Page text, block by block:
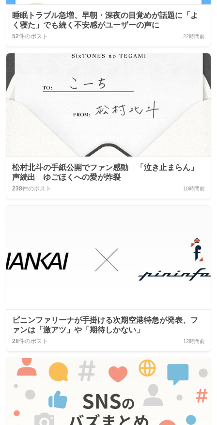
睡眠トラブル急増、早朝・深夜の目覚めが話題に「よ
く寝た」でも続く不安感がユーザーの声に
52件のポスト 22時間前
松村北斗の手紙公開でファン感動 「泣き止まらん」
声続出 ゆごほくへの愛が炸裂
238件のポスト 10時間前
ピニンファリーナが手掛ける次期空港特急が発表、フ
ァンは「激アツ」や「期待しかない」
28件のポスト 12時間前